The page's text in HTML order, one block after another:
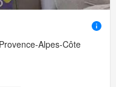
Alpes-Côte